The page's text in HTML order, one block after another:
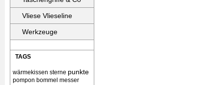
Vliese Vlieseline
Werkzeuge
TAGS
wärmekissen sterne punkte
pompon bommel messer